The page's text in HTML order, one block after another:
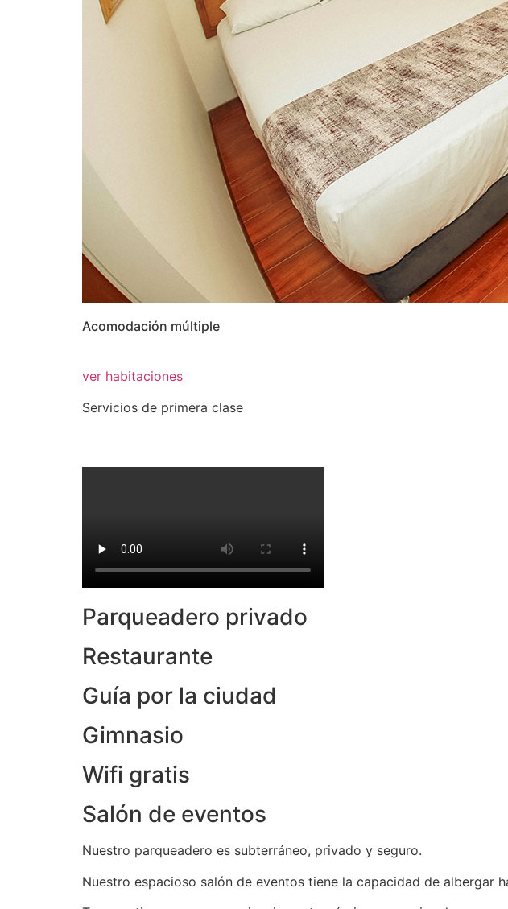
Acomodación múltiple
ver habitaciones
Servicios de primera clase
Parqueadero privado
Restaurante
Guía por la ciudad
Gimnasio
Wifi gratis
Salón de eventos
Nuestro parqueadero es subterráneo, privado y seguro.
Nuestro espacioso salón de eventos tiene la capacidad de albergar